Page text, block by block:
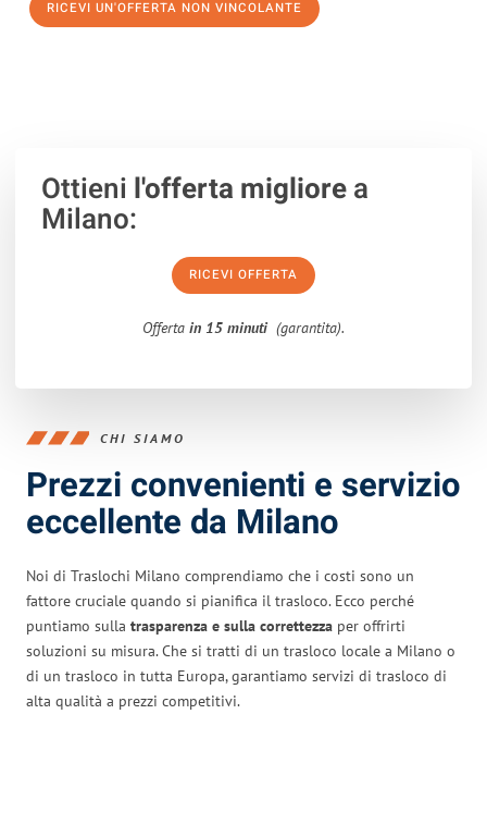
RICEVI UN'OFFERTA NON VINCOLANTE
Ottieni l'offerta migliorea
Milano:
RICEVI OFFERTA
Offerta in 15 minuti (garantita).
CHI SIAMO
Prezzi convenienti e servizio
eccellente da Milano
Noi di Traslochi Milano comprendiamo che i costi sono un
fattore cruciale quando si pianifica il trasloco. Ecco perché
puntiamo sulla trasparenza e sulla correttezza per offrirti
soluzioni su misura. Che si tratti di un trasloco locale a Milano o
di un trasloco in tutta Europa, garantiamo servizi di trasloco di
alta qualità a prezzi competitivi.